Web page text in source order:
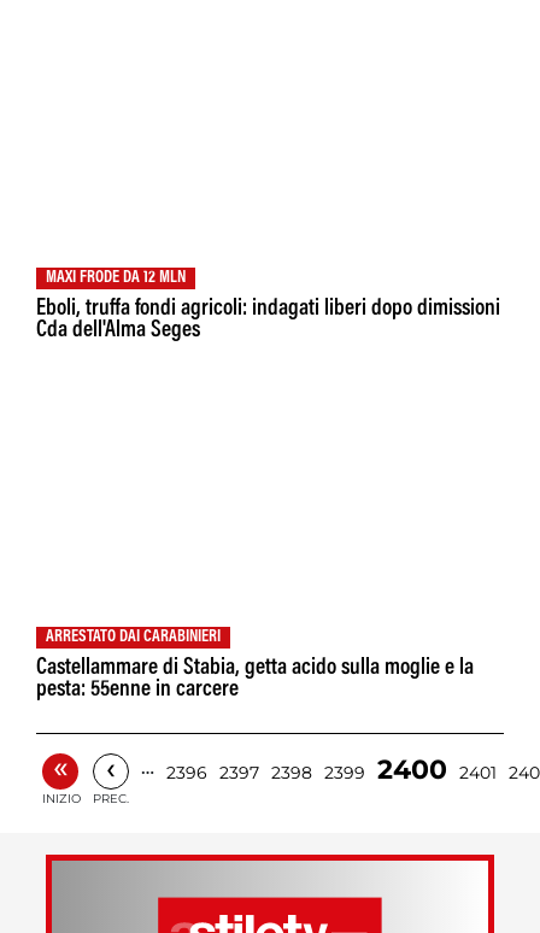
MAXI FRODE DA 12 MLN
Eboli, truffa fondi agricoli: indagati liberi dopo dimissioni
Cda dell'Alma Seges
ARRESTATO DAI CARABINIERI
Castellammare di Stabia, getta acido sulla moglie e la
pesta: 55enne in carcere
«
INIZIO
‹
PREC.
… 2396 2397 2398 2399 2400 2401